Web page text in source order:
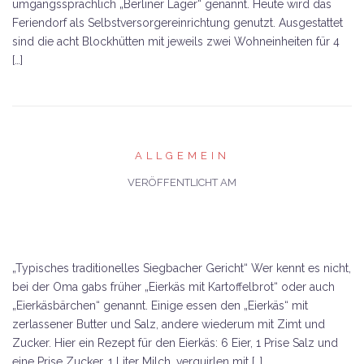
umgangssprachlich „Berliner Lager“ genannt. Heute wird das
Feriendorf als Selbstversorgereinrichtung genutzt. Ausgestattet
sind die acht Blockhütten mit jeweils zwei Wohneinheiten für 4
[…]
ALLGEMEIN
VERÖFFENTLICHT AM
„Typisches traditionelles Siegbacher Gericht“ Wer kennt es nicht,
bei der Oma gabs früher „Eierkäs mit Kartoffelbrot“ oder auch
„Eierkäsbärchen“ genannt. Einige essen den „Eierkäs“ mit
zerlassener Butter und Salz, andere wiederum mit Zimt und
Zucker. Hier ein Rezept für den Eierkäs: 6 Eier, 1 Prise Salz und